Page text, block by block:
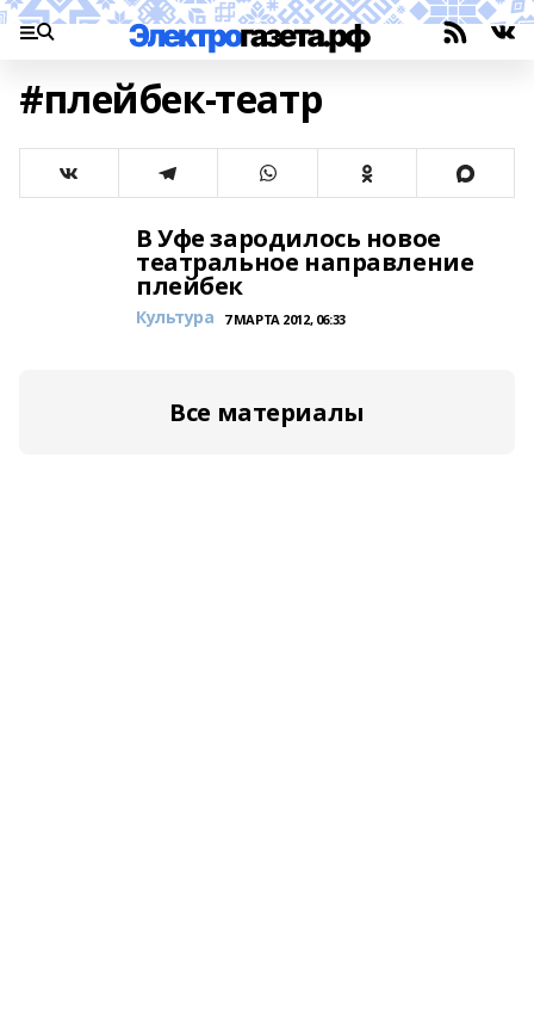
#плейбек-театр
В Уфе зародилось новое
театральное направление
плейбек
Культура 7 МАРТА 2012, 06:33
Все материалы